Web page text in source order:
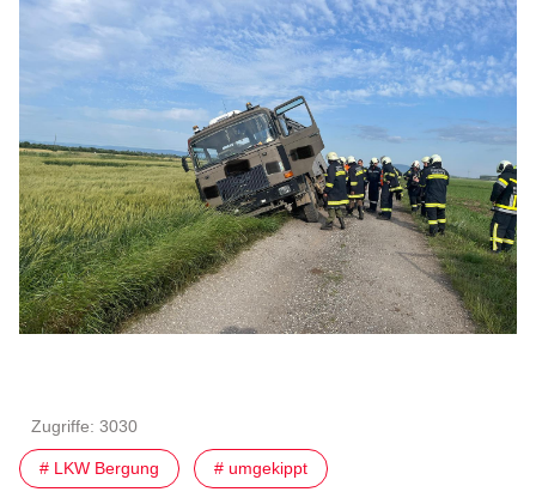
Zugriffe: 3030
# LKW Bergung # umgekippt